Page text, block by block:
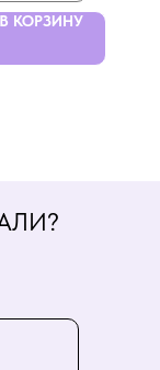
В КОРЗИНУ